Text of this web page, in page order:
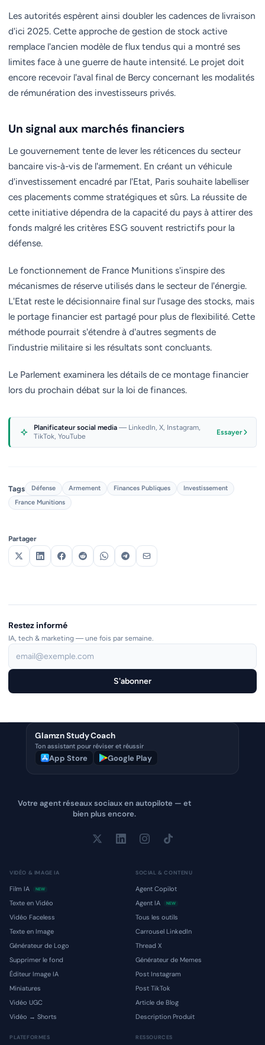
Les autorités espèrent ainsi doubler les cadences de livraison
d'ici 2025. Cette approche de gestion de stock active
remplace l'ancien modèle de flux tendus qui a montré ses
limites face à une guerre de haute intensité. Le projet doit
encore recevoir l'aval final de Bercy concernant les modalités
de rémunération des investisseurs privés.
Un signal aux marchés financiers
Le gouvernement tente de lever les réticences du secteur
bancaire vis-à-vis de l'armement. En créant un véhicule
d'investissement encadré par l'Etat, Paris souhaite labelliser
ces placements comme stratégiques et sûrs. La réussite de
cette initiative dépendra de la capacité du pays à attirer des
fonds malgré les critères ESG souvent restrictifs pour la
défense.
Le fonctionnement de France Munitions s'inspire des
mécanismes de réserve utilisés dans le secteur de l'énergie.
L'Etat reste le décisionnaire final sur l'usage des stocks, mais
le portage financier est partagé pour plus de flexibilité. Cette
méthode pourrait s'étendre à d'autres segments de
l'industrie militaire si les résultats sont concluants.
Le Parlement examinera les détails de ce montage financier
lors du prochain débat sur la loi de finances.
Planificateur social media — LinkedIn, X, Instagram,
TikTok, YouTube
Essayer
Tags Défense Armement Finances Publiques
Investissement
France Munitions
Partager
Restez informé
IA, tech & marketing — une fois par semaine.
S'abonner
Glamzn Study Coach
Ton assistant pour réviser et réussir
App Store Google Play
Votre agent réseaux sociaux en autopilote — et
bien plus encore.
VIDÉO & IMAGE IA
Film IA NEW
Texte en Vidéo
Vidéo Faceless
Texte en Image
Générateur de Logo
Supprimer le fond
Éditeur Image IA
Miniatures
Vidéo UGC
Vidéo → Shorts
SOCIAL & CONTENU
Agent Copilot
Agent IA
NEW
Tous les outils
Carrousel LinkedIn
Thread X
Générateur de Memes
Post Instagram
Post TikTok
Article de Blog
Description Produit
PLATEFORMES RESSOURCES